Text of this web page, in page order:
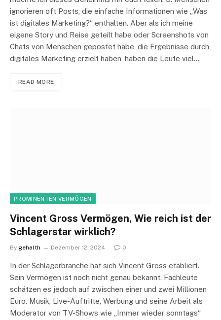
ignorieren oft Posts, die einfache Informationen wie „Was
ist digitales Marketing?“ enthalten. Aber als ich meine
eigene Story und Reise geteilt habe oder Screenshots von
Chats von Menschen gepostet habe, die Ergebnisse durch
digitales Marketing erzielt haben, haben die Leute viel…
READ MORE
PROMINENTEN VERMÖGEN
Vincent Gross Vermögen, Wie reich ist der
Schlagerstar wirklich?
By gehalth Dezember 12, 2024 0
In der Schlagerbranche hat sich Vincent Gross etabliert.
Sein Vermögen ist noch nicht genau bekannt. Fachleute
schätzen es jedoch auf zwischen einer und zwei Millionen
Euro. Musik, Live-Auftritte, Werbung und seine Arbeit als
Moderator von TV-Shows wie „Immer wieder sonntags“